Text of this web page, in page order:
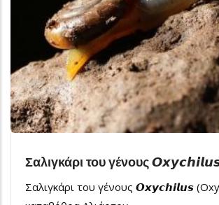
Σαλιγκάρι του γένους
Σαλιγκάρι του γένους 𝙊𝙭𝙮𝙘𝙝𝙞𝙡𝙪𝙨